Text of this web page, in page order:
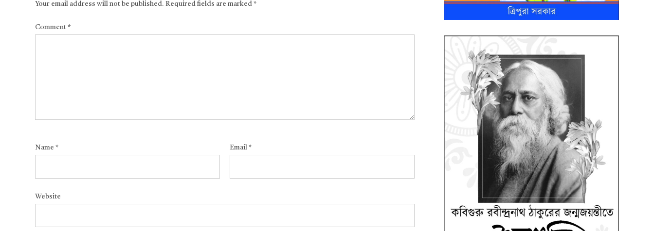
Your email address will not be published. Required fields are marked *
Comment *
Name * Email *
Website